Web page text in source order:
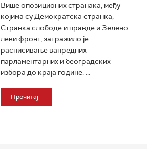
Више опозиционих странака, међу
којима су Демократска странка,
Странка слободе и правде и Зелено-
леви фронт, затражило је
расписивање ванредних
парламентарних и београдских
избора до краја године. ...
Прочитај